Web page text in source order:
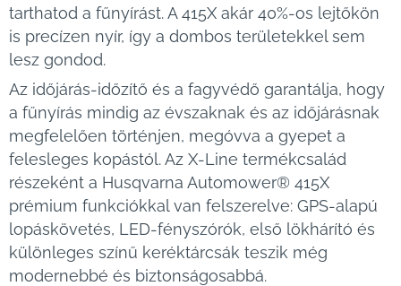
tarthatod a fűnyírást. A 415X akár 40%-os lejtőkön
is precízen nyír, így a dombos területekkel sem
lesz gondod.
Az időjárás-időzítő és a fagyvédő garantálja, hogy
a fűnyírás mindig az évszaknak és az időjárásnak
megfelelően történjen, megóvva a gyepet a
felesleges kopástól. Az X-Line termékcsalád
részeként a Husqvarna Automower® 415X
prémium funkciókkal van felszerelve: GPS-alapú
lopáskövetés, LED-fényszórók, első lökhárító és
különleges színű keréktárcsák teszik még
modernebbé és biztonságosabbá.